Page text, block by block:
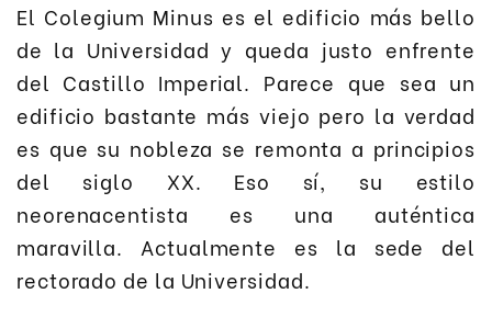
El Colegium Minus es el edificio más bello
de la Universidad y queda justo enfrente
del Castillo Imperial. Parece que sea un
edificio bastante más viejo pero la verdad
es que su nobleza se remonta a principios
del siglo XX. Eso sí, su estilo
neorenacentista es una auténtica
maravilla. Actualmente es la sede del
rectorado de la Universidad.